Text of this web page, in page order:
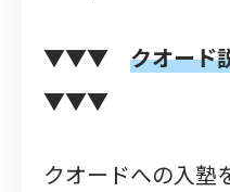
▼▼▼ クオード
▼▼▼
クオードへの入塾